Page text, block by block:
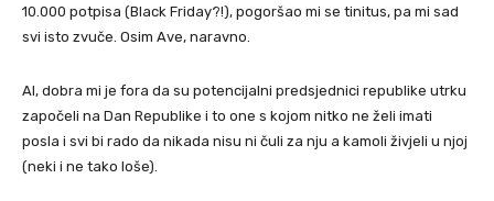
10.000 potpisa (Black Friday?!), pogoršao mi se tinitus, pa mi sad
svi isto zvuče. Osim Ave, naravno.
Al, dobra mi je fora da su potencijalni predsjednici republike utrku
započeli na Dan Republike i to one s kojom nitko ne želi imati
posla i svi bi rado da nikada nisu ni čuli za nju a kamoli živjeli u njoj
(neki i ne tako loše).